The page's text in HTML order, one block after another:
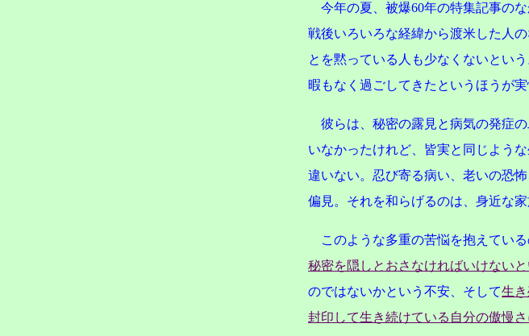
今年の夏、被爆60年の特集記事の
戦後いろいろな経緯から渡米した人
とを黙っている人も少なくないとい
暇もなく過ごしてきたというほうが実
彼らは、秘密の露見と病気の発症
いなかったけれど、皆実と同じよう
違いない。忍び寄る病い、老いの恐
偏見。それを和らげるのは、身近な
このような多重の苦悩を抱えてい
秘密を隠しとおさなければいけない
のではないかという不安、そして生
封印して生き続けている自分の傲慢